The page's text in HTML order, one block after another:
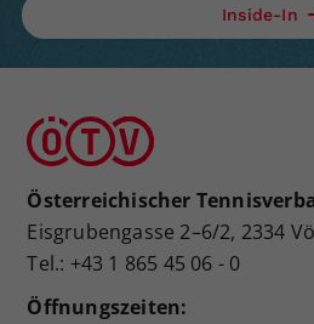
Inside-In
Österreichischer
Eisgrubengasse 2–6/2, 2334
Tel.: +43 1 865 45 06 - 0
Öffnungszeiten: